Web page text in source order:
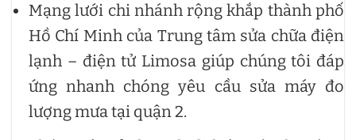
Mạng lưới chi nhánh rộng khắp thành phố
Hồ Chí Minh của Trung tâm sửa chữa điện
lạnh – điện tử Limosa giúp chúng tôi đáp
ứng nhanh chóng yêu cầu sửa máy đo
lượng mưa tại quận 2.